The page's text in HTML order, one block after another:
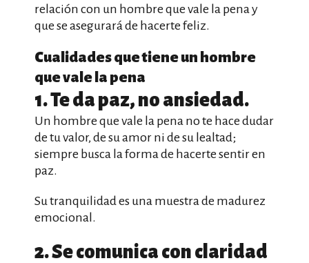
relación con un hombre que vale la pena y
que se asegurará de hacerte feliz.
Cualidades que tiene un hombre
que vale la pena
1. Te da paz, no ansiedad.
Un hombre que vale la pena no te hace dudar
de tu valor, de su amor ni de su lealtad;
siempre busca la forma de hacerte sentir en
paz.
Su tranquilidad es una muestra de madurez
emocional.
2. Se comunica con claridad